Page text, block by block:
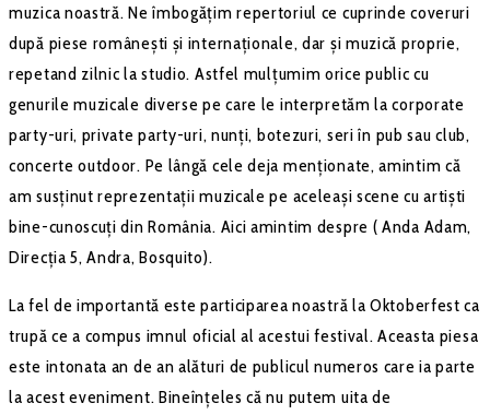
muzica noastră. Ne îmbogățim repertoriul ce cuprinde coveruri
după piese românești și internaționale, dar și muzică proprie,
repetand zilnic la studio. Astfel mulțumim orice public cu
genurile muzicale diverse pe care le interpretăm la corporate
party-uri, private party-uri, nunți, botezuri, seri în pub sau club,
concerte outdoor. Pe lângă cele deja menționate, amintim că
am susținut reprezentații muzicale pe aceleași scene cu artiști
bine-cunoscuți din România. Aici amintim despre ( Anda Adam,
Direcția 5, Andra, Bosquito).
La fel de importantă este participarea noastră la Oktoberfest ca
trupă ce a compus imnul oficial al acestui festival. Aceasta piesa
este intonata an de an alături de publicul numeros care ia parte
la acest eveniment. Bineînțeles că nu putem uita de